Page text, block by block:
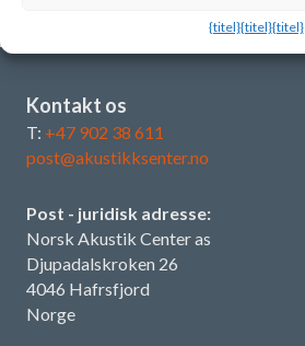
{titel}{titel}{titel}
Kontakt os
T: +47 902 38 611
post@akustikksenter.no
Post - juridisk adresse:
Norsk Akustik Center as
Djupadalskroken 26
4046 Hafrsfjord
Norge